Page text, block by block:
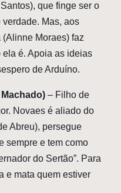
que finge ser o
Mas, aos
Moraes) faz
é. Apoia as ideias
de Arduíno.
– Filho de
Novaes é aliado do
Abreu), persegue
sempre e tem como
do Sertão”. Para
e mata quem estiver